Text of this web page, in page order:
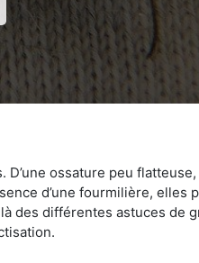
ossature peu
d’une fourmilière, elles
des différentes astuces de